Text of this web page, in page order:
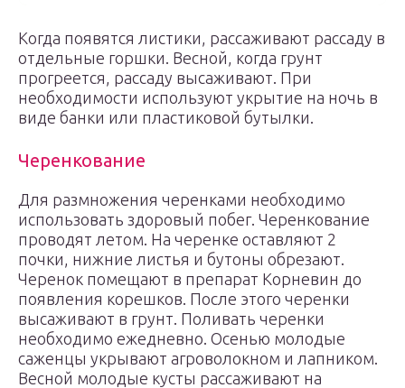
Когда появятся листики, рассаживают рассаду в
отдельные горшки. Весной, когда грунт
прогреется, рассаду высаживают. При
необходимости используют укрытие на ночь в
виде банки или пластиковой бутылки.
Черенкование
Для размножения черенками необходимо
использовать здоровый побег. Черенкование
проводят летом. На черенке оставляют 2
почки, нижние листья и бутоны обрезают.
Черенок помещают в препарат Корневин до
появления корешков. После этого черенки
высаживают в грунт. Поливать черенки
необходимо ежедневно. Осенью молодые
саженцы укрывают агроволокном и лапником.
Весной молодые кусты рассаживают на